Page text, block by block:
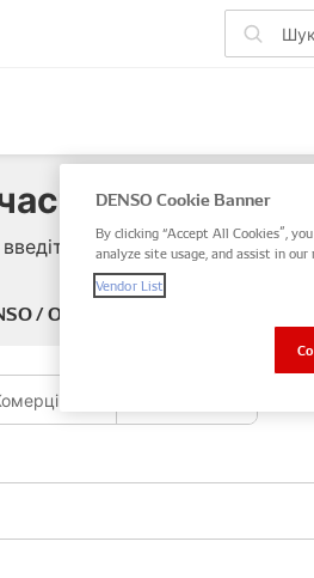
для
артикул DENSO або
/ OE артикуль
DENSO Cookie Banner
By clicking “Accept All Cookies”,
analyze site usage, and assist in
Vendor List